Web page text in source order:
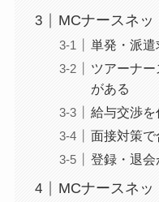
MCナースネッ
単発・派
ツアーナ
がある
給与交渉を
面接対策
登録・退
MCナースネ